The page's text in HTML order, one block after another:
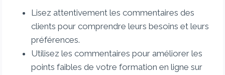
Lisez attentivement les commentaires des
clients pour comprendre leurs besoins et leurs
préférences.
Utilisez les commentaires pour améliorer les
points faibles de votre formation en ligne sur